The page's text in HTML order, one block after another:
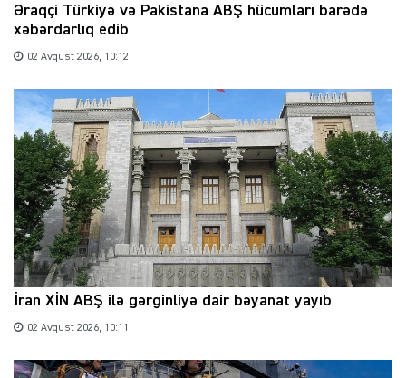
Əraqçi Türkiyə və Pakistana ABŞ hücumları barədə
xəbərdarlıq edib
02 Avqust 2026, 10:12
İran XİN ABŞ ilə gərginliyə dair bəyanat yayıb
02 Avqust 2026, 10:11